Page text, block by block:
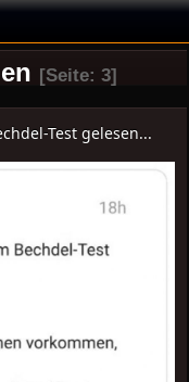
[Seite: 3]
Test gelesen...